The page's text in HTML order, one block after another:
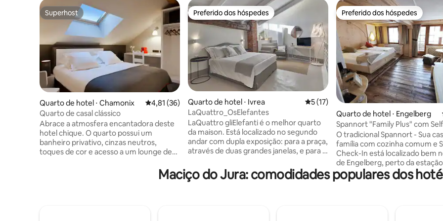
Superhost
Superhost
Quarto de hotel ⋅ Chamonix 4,81 de uma avaliação média de 5, 36 avaliações
4,81 (36)
Quarto de casal clássico
Abrace a atmosfera encantadora deste
hotel chique. O quarto possui um
banheiro privativo, cinzas neutros,
toques de cor e acesso a um lounge de
banheira de hidromassagem. Buffet de
café da manhã disponível 24h das 7h às
Preferido dos hóspedes
Preferido dos hóspedes
Quarto de hotel ⋅ Ivrea 5 de uma avaliação média de 5, 17
5 (17)
LaQuattro_OsElefantes
LaQuattro gliElefanti é o melhor quarto
da maison. Está localizado no segundo
andar com dupla exposição: para a praça,
através de duas grandes janelas, e para o
no sótão. Possui um banheiro espaçoso
com um chuveiro maravilhoso e assento
Preferido dos hóspedes
Preferido dos hóspedes
Quarto de hotel ⋅ Engelberg
Spannort "Family Plus" com
e cozinha
O tradicional Spannort - Sua
família com cozinha comum e
Check-In está localizado bem
de Engelberg, perto da estação
ônibus gratuito para os
passeios turísticos e lojas. As
os hóspedes a usar
Maciço do Jura: comodidades populares dos